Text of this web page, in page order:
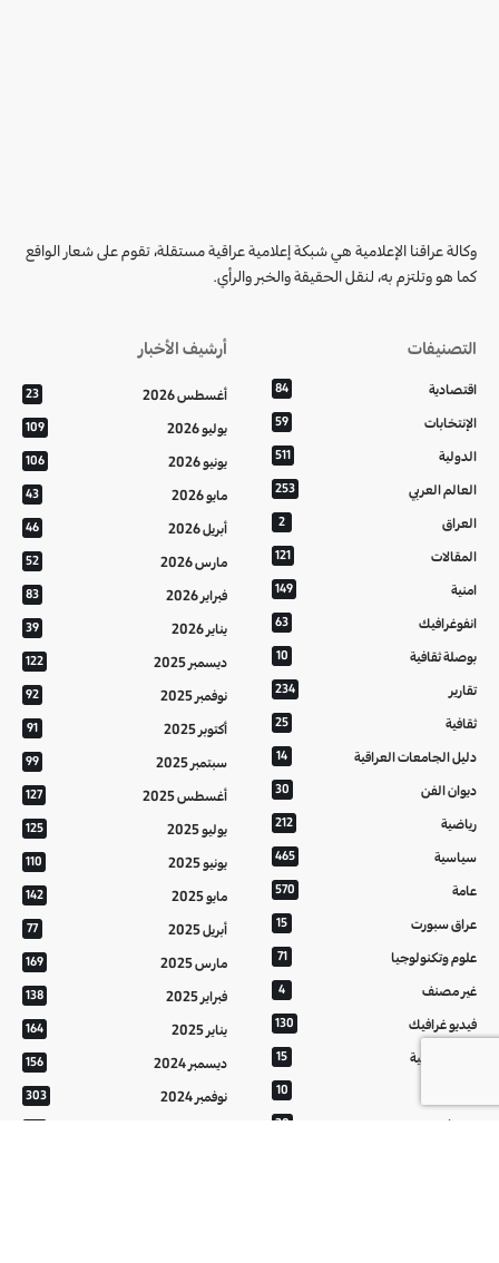
وكالة عراقنا الإعلامية هي شبكة إعلامية عراقية مستقلة، تقوم على شعار الواقع
كما هو وتلتزم به، لنقل الحقيقة والخبر والرأي.
التصنيفات
اقتصادية 84
الإنتخابات 59
الدولية 511
العالم العربي 253
العراق 2
المقالات 121
امنية 149
انفوغرافيك 63
بوصلة ثقافية 10
تقارير 234
ثقافية 25
دليل الجامعات العراقية 14
ديوان الفن 30
رياضية 212
سياسية 465
عامة 570
عراق سبورت 15
علوم وتكنولوجيا 71
غير مصنف 4
فيديو غرافيك 130
معالم عراقية 15
10
منوعات 20
أرشيف الأخبار
أغسطس 2026 23
يوليو 2026 109
يونيو 2026 106
مايو 2026 43
أبريل 2026 46
مارس 2026 52
فبراير 2026 83
يناير 2026 39
ديسمبر 2025 122
نوفمبر 2025 92
أكتوبر 2025 91
سبتمبر 2025 99
أغسطس 2025 127
يوليو 2025 125
يونيو 2025 110
مايو 2025 142
أبريل 2025 77
مارس 2025 169
فبراير 2025 138
يناير 2025 164
ديسمبر 2024 156
نوفمبر 2024 303